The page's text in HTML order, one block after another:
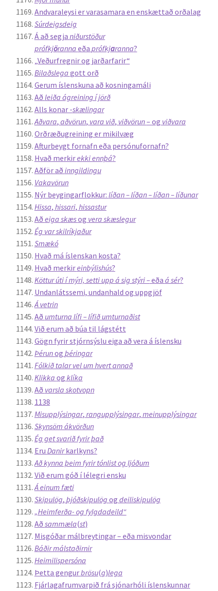
Andvaraleysi er varasamara en enskættað orðalag
Súrdeigsdeig
Á að segja niðurstöður
prófkjöranna eða prófkjaranna?
„Veðurfregnir og jarðarfarir“
Bilaðslega gott orð
Gerum íslenskuna að kosningamáli
Að leiða ágreining í jörð
Alls konar -skælingar
Aðvara, aðvörun, vara við, viðvörun– og viðvara
Orðræðugreining er mikilvæg
Afturbeygt fornafn eða persónufornafn?
Hvað merkirekki ennþá?
Aðför að inngildingu
Vakavörun
Nýr beygingarflokkur: líðan – líðan – líðan – líðunar
Hissa, hissari, hissastur
Að eiga skæsog vera skæslegur
Ég var skilríkjaður
Smækó
Hvað má íslenskan kosta?
Hvað merkireinbýlishús?
Köttur úti í mýri, setti upp á sig stýri –eða á sér?
Undanlátssemi, undanhald og uppgjöf
Á vetrin
Að umturna lífi –lífið umturnaðist
Við erum að búa til lágstétt
Gögn fyrir stjórnsýslu eiga að vera á íslensku
Þérunog þéringar
Fólkið talar vel um hvert annað
Klikka og klíka
Að varsla skotvopn
1138
Misupplýsingar, rangupplýsingar, meinupplýsingar
Skynsöm ákvörðun
Ég get svarið fyrir það
Eru Danirkarlkyns?
Að kynna þeim fyrir tónlist og ljóðum
Við erum góð í lélegri ensku
Á einum fæti
Skipulög, þjóðskipulög og deiliskipulög
„Heimferða- og fylgdadeild“
Að sammæla(st)
Misgóðar málbreytingar – eða misvondar
Báðir málstaðirnir
Heimilispersóna
Þetta gengurbrösu(g)lega
Fjárlagafrumvarpið frá sjónarhóli íslenskunnar